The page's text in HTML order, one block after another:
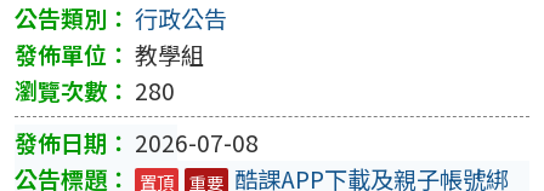
行政公告
教學組
280
2026-07-08
置頂 重要 酷課APP下載及親子帳號綁